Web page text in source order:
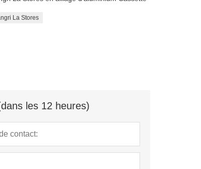
La Stores
les 12 heures)